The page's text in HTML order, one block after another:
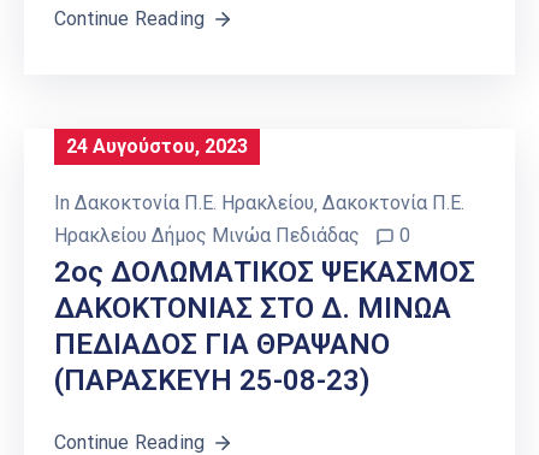
Continue Reading
24 Αυγούστου, 2023
In Δακοκτονία Π.Ε. Ηρακλείου‚ Δακοκτονία Π.Ε.
Ηρακλείου Δήμος Μινώα Πεδιάδας
0
2ος ΔΟΛΩΜΑΤΙΚΟΣ ΨΕΚΑΣΜΟΣ
ΔΑΚΟΚΤΟΝΙΑΣ ΣΤΟ Δ. ΜΙΝΩΑ
ΠΕΔΙΑΔΟΣ ΓΙΑ ΘΡΑΨΑΝΟ
(ΠΑΡΑΣΚΕΥΗ 25-08-23)
Continue Reading